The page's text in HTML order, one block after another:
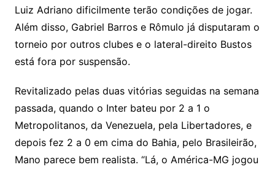
Luiz Adriano dificilmente terão condições de jogar.
Além disso, Gabriel Barros e Rômulo já disputaram o
torneio por outros clubes e o lateral-direito Bustos
está fora por suspensão.
Revitalizado pelas duas vitórias seguidas na semana
passada, quando o Inter bateu por 2 a 1 o
Metropolitanos, da Venezuela, pela Libertadores, e
depois fez 2 a 0 em cima do Bahia, pelo Brasileirão,
Mano parece bem realista. “Lá, o América-MG jogou